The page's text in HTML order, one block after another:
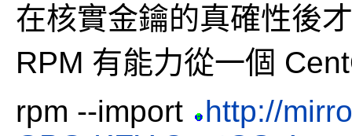
在核實金鑰的真確性後
RPM 有能力從一個
rpm --import
http://